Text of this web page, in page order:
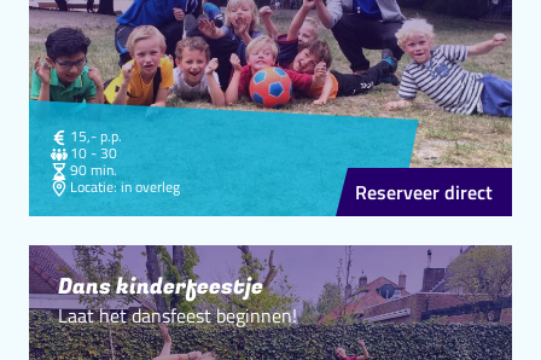
Kosten
15,-p.p.
10 - 30personen
Duur
90 min.
Locatie
Locatie: in overleg Reserveer direct
Dans kinderfeestje
Laat het dansfeest beginnen!